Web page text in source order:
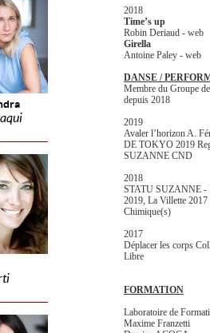
2018
Time’s up
Robin Deriaud - web
Girella
Antoine Paley - web
DANSE /
Membre du Groupe
depuis 2018
2019
Avaler l’horizon A.
DE TOKYO 2019
SUZANNE CND
2018
STATU SUZANNE -
2019, La Villette
Chimique(s)
2017
Déplacer les corps
Libre
FORMATION
Laboratoire de
Maxime Franzetti